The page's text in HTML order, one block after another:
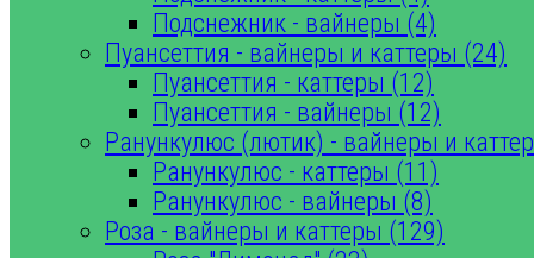
Подснежник - вайнеры (4)
Пуансеттия - вайнеры и каттеры (24)
Пуансеттия - каттеры (12)
Пуансеттия - вайнеры (12)
Ранункулюс (лютик) - вайнеры и
Ранункулюс - каттеры (11)
Ранункулюс - вайнеры (8)
Роза - вайнеры и каттеры (129)